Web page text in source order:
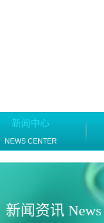
新闻中心
NEWS CENTER
新闻资讯 News